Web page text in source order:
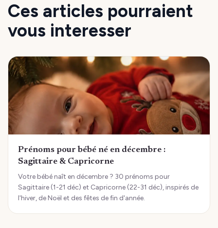
Ces articles pourraient
vous interesser
Prénoms pour bébé né en décembre :
Sagittaire & Capricorne
Votre bébé naît en décembre ? 30 prénoms pour
Sagittaire (1-21 déc) et Capricorne (22-31 déc), inspirés de
l'hiver, de Noël et des fêtes de fin d'année.